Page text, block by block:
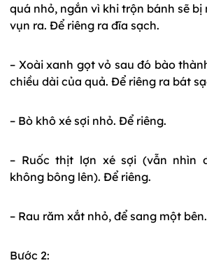
quá nhỏ, ngắn vì khi trộn bánh sẽ
vụn ra. Để riêng ra đĩa sạch.
– Xoài xanh gọt vỏ sau đó bào
chiều dài của quả. Để riêng ra bát
– Bò khô xé sợi nhỏ. Để riêng.
– Ruốc thịt lợn xé sợi (vẫn nhìn
không bông lên). Để riêng.
– Rau răm xắt nhỏ, để sang một bên.
Bước 2: